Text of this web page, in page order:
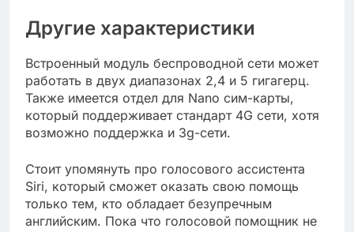
Другие характеристики
Встроенный модуль беспроводной сети может
работать в двух диапазонах 2,4 и 5 гигагерц.
Также имеется отдел для Nano сим-карты,
который поддерживает стандарт 4G сети, хотя
возможно поддержка и 3g-сети.
Стоит упомянуть про голосового ассистента
Siri, который сможет оказать свою помощь
только тем, кто обладает безупречным
английским. Пока что голосовой помощник не